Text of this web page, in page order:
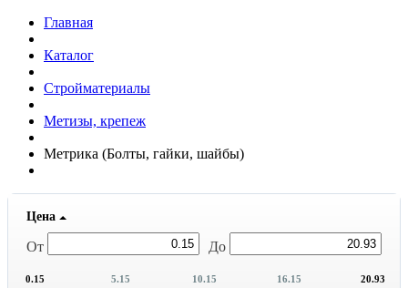
Главная
Каталог
Стройматериалы
Метизы, крепеж
Метрика (Болты, гайки, шайбы)
Цена
От До
0.15 5.15 10.15 16.15 20.93